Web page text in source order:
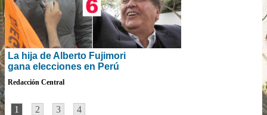
La hija de Alberto Fujimori
gana elecciones en Perú
Redacción Central
1 2 3 4